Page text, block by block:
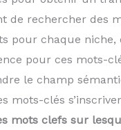
de rechercher des
pour chaque niche,
pour ces mots-
le champ
mots-clés
mots clefs sur